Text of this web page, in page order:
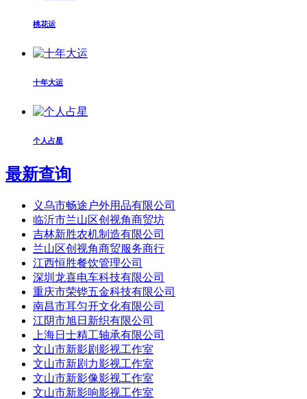
桃花运
十年大运
个人占星
最新查询
义乌市畅途户外用品有限公司
临沂市兰山区创视角商贸坊
吉林新胜农机制造有限公司
兰山区创视角商贸服务商行
江西恒胜餐饮管理公司
深圳龙喜电车科技有限公司
重庆市荣铧五金科技有限公司
南昌市耳匀开文化有限公司
江阴市旭日新织有限公司
上海日士精工轴承有限公司
文山市新影剧影视工作室
文山市新剧力影视工作室
文山市新影像影视工作室
文山市新影响影视工作室